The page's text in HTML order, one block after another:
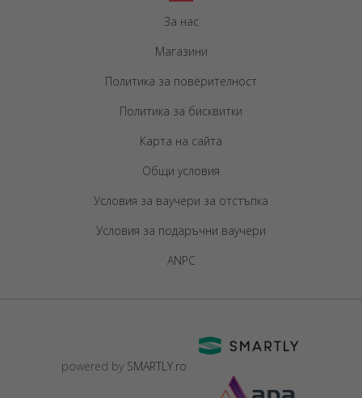
За нас
Магазини
Политика за поверителност
Политика за бисквитки
Карта на сайта
Общи условия
Условия за ваучери за отстъпка
Условия за подаръчни ваучери
ANPC
powered by SMARTLY.ro